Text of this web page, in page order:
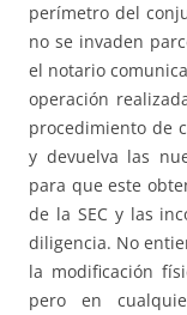
perímetro del
no se invaden
el notario
operación
procedimiento de
y devuelva las
para que este
de la SEC y las
diligencia. No
la modificación
pero en